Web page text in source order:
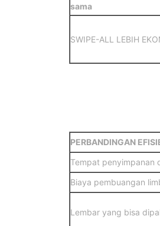
sama
SWIPE-ALL LEBIH
PERBANDINGAN
Tempat penyimpanan
Biaya pembuangan
Lembar yang bisa